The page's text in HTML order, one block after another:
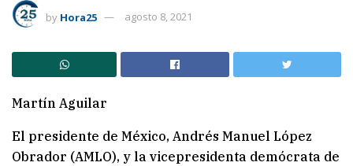
by Hora25 agosto 8, 2021
Martín Aguilar
El presidente de México, Andrés Manuel López
Obrador (AMLO), y la vicepresidenta demócrata de